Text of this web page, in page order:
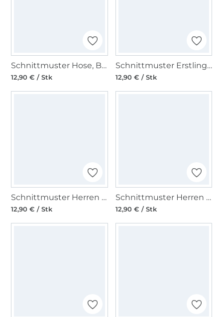
Schnittmuster Hose, Burda 6218
12,90 € / Stk
Schnittmuster Erstlingsset, Burda Kids 9315
12,90 € / Stk
Schnittmuster Herren Hose, Burda 6350
12,90 € / Stk
Schnittmuster Herren Hemd, Burda 6349
12,90 € / Stk